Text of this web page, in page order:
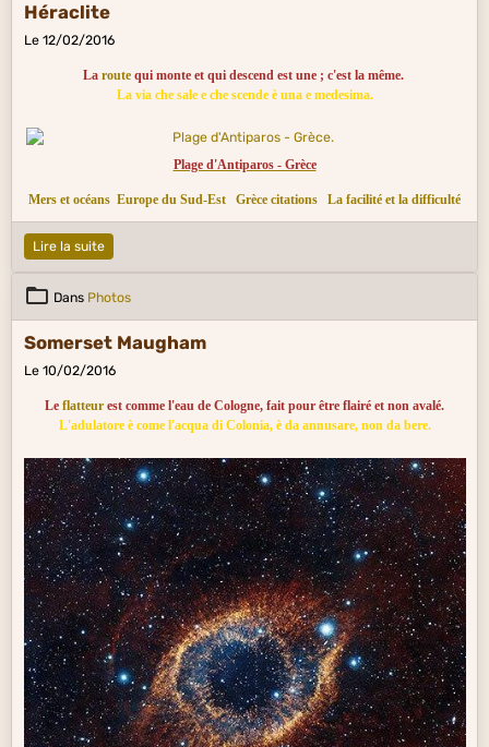
Héraclite
Le 12/02/2016
La routequi monte et qui descend est une ; c'est la même.
La via che sale e che scende è una e medesima.
Plage d'Antiparos - Grèce
Mers et océans Europe du Sud-Est Grèce citations La facilité et la difficulté
Lire la suite
Dans Photos
Somerset Maugham
Le 10/02/2016
Le flatteur est comme l'eau de Cologne, fait pour être flairé et non avalé.
L'adulatore è come l'acqua di Colonia, è da annusare, non da bere.